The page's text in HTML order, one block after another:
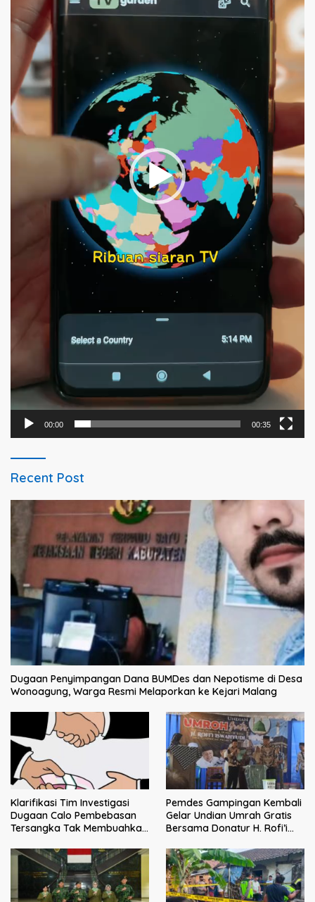
00:00 00:35
Recent Post
Dugaan Penyimpangan Dana BUMDes dan Nepotisme di Desa
Wonoagung, Warga Resmi Melaporkan ke Kejari Malang
Klarifikasi Tim Investigasi
Dugaan Calo Pembebasan
Tersangka Tak Membuahkan
Pemdes Gampingan Kembali
Gelar Undian Umrah Gratis
Bersama Donatur H. Rofi’i
bagi Pejuang Sosial